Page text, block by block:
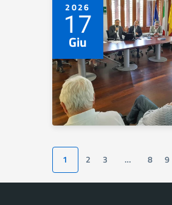
2026
17
Giu
1 2 3 … 8 9